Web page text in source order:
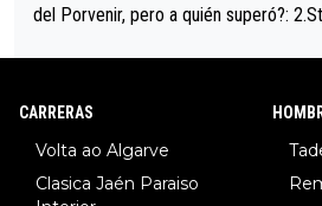
del Porvenir, pero a quién superó?:
8.Lenny Martinez (Bahrein), 9. Van
CARRERAS
Volta ao Algarve
Clasica Jaén Paraiso